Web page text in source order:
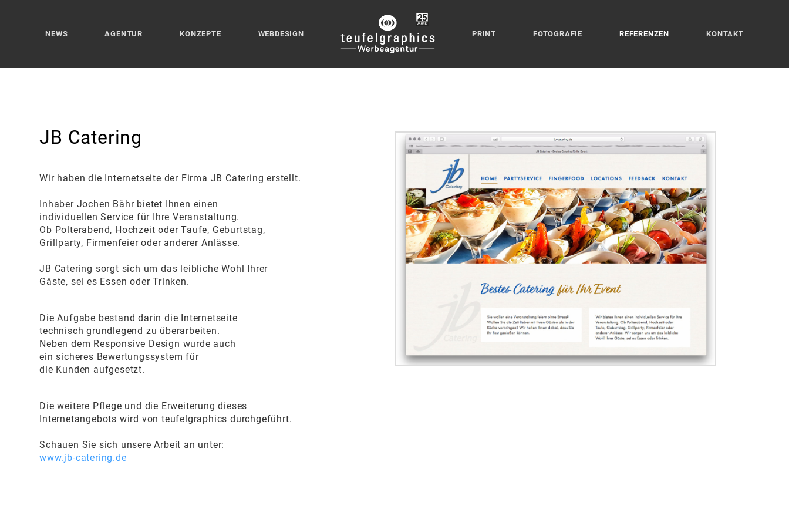
NEWS AGENTUR KONZEPTE WEBDESIGN PRINT FOTOGRAFIE REFERENZEN KONTAKT
JB Catering
Wir haben die Internetseite der Firma JB Catering erstellt.
Inhaber Jochen Bähr bietet Ihnen einen
individuellen Service für Ihre Veranstaltung.
Ob Polterabend, Hochzeit oder Taufe, Geburtstag,
Grillparty, Firmenfeier oder anderer Anlässe.
JB Catering sorgt sich um das leibliche Wohl Ihrer
Gäste, sei es Essen oder Trinken.
Die Aufgabe bestand darin die Internetseite
technisch grundlegend zu überarbeiten.
Neben dem Responsive Design wurde auch
ein sicheres Bewertungssystem für
die Kunden aufgesetzt.
Die weitere Pflege und die Erweiterung dieses
Internetangebots wird von teufelgraphics durchgeführt.
Schauen Sie sich unsere Arbeit an unter:
www.jb-catering.de